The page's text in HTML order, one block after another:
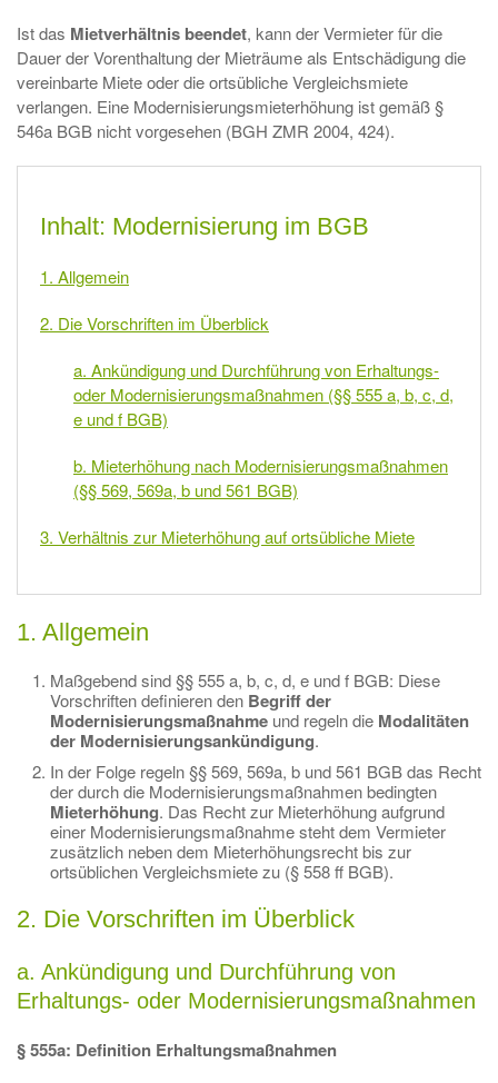
Ist das Mietverhältnis beendet, kann der Vermieter für die
Dauer der Vorenthaltung der Mieträume als Entschädigung die
vereinbarte Miete oder die ortsübliche Vergleichsmiete
verlangen. Eine Modernisierungsmieterhöhung ist gemäß §
546a BGB nicht vorgesehen (BGH ZMR 2004, 424).
Inhalt: Modernisierung im BGB
1. Allgemein
2. Die Vorschriften im Überblick
a. Ankündigung und Durchführung von Erhaltungs-
oder Modernisierungsmaßnahmen (§§ 555 a, b, c, d,
e und f BGB)
b. Mieterhöhung nach Modernisierungsmaßnahmen
(§§ 569, 569a, b und 561 BGB)
3. Verhältnis zur Mieterhöhung auf ortsübliche Miete
1. Allgemein
Maßgebend sind §§ 555 a, b, c, d, e und f BGB: Diese
Vorschriften definieren den Begriff der
Modernisierungsmaßnahme und regeln die Modalitäten
der Modernisierungsankündigung.
In der Folge regeln §§ 569, 569a, b und 561 BGB das Recht
der durch die Modernisierungsmaßnahmen bedingten
Mieterhöhung. Das Recht zur Mieterhöhung aufgrund
einer Modernisierungsmaßnahme steht dem Vermieter
zusätzlich neben dem Mieterhöhungsrecht bis zur
ortsüblichen Vergleichsmiete zu (§ 558 ff BGB).
2. Die Vorschriften im Überblick
a. Ankündigung und Durchführung von
Erhaltungs- oder Modernisierungsmaßnahmen
§ 555a: Definition Erhaltungsmaßnahmen